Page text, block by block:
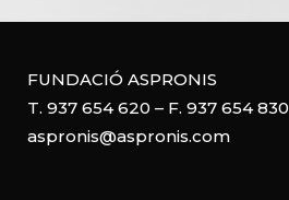
FUNDACIÓ ASPRONIS
T. 937 654 620 – F. 937 654 830
aspronis@aspronis.com